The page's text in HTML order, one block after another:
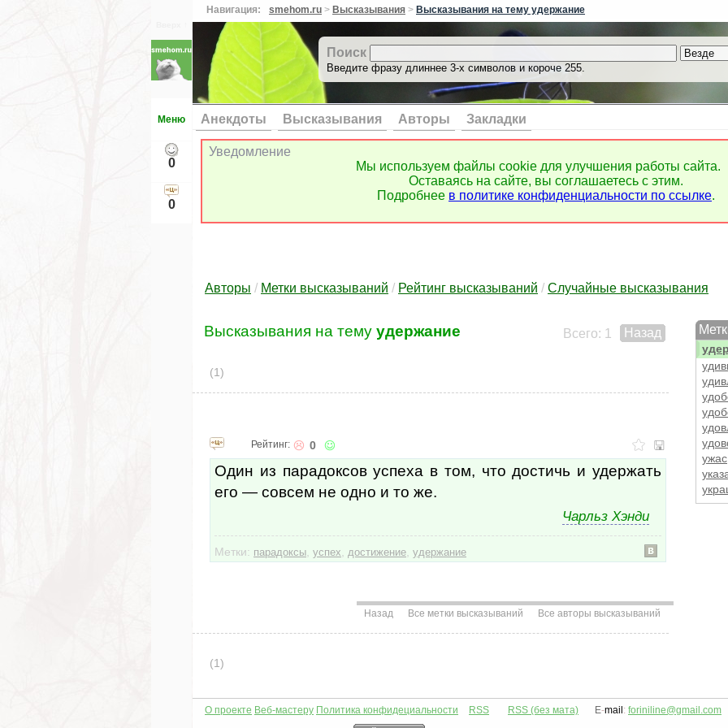
Меню
0
0
Навигация: smehom.ru > Высказывания > Высказывания на тему удержание
Поиск
Введите фразу длиннее 3-х символов и короче 255.
Анекдоты Высказывания Авторы Закладки
Уведомление
Мы используем файлы cookie для улучшения работы сайта.
Оставаясь на сайте, вы соглашаетесь с этим.
Подробнее в политике конфиденциальности по ссылке.
Авторы / Метки высказываний / Рейтинг высказываний / Случайные высказывания
труд
трус
тьма
ужас
Назад
Всего: 1
Высказывания на тему удержание
(1)
Рейтинг: 0
Один из парадоксов успеха в том, что достичь и удержать
его — совсем не одно и то же.
Чарльз Хэнди
Метки: парадоксы успех достижение удержание
Назад Все метки высказываний Все авторы высказываний
(1)
О проекте Веб-мастеру Политика конфидециальности RSS RSS (без мата) E-mail : foriniline@gmail.com